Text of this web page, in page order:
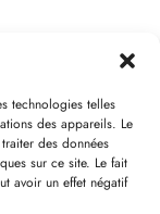
technologies telles
des appareils. Le
des données
sur ce site. Le fait
avoir un effet négatif